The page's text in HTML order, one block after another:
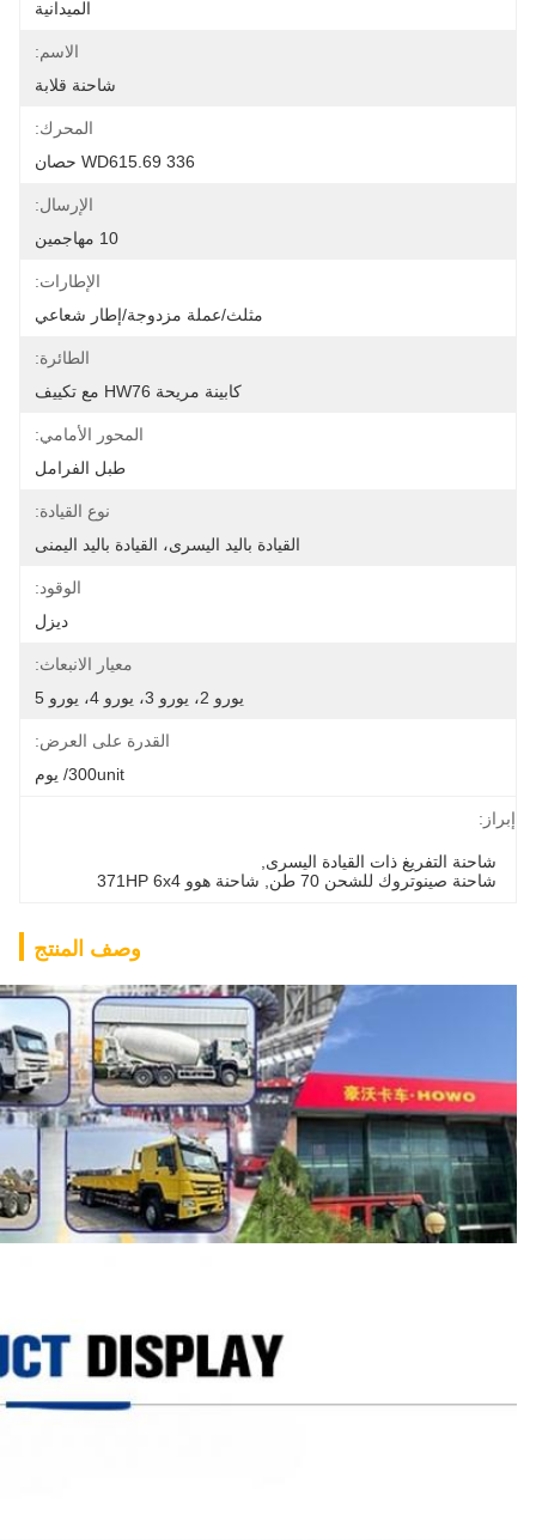
الميدانية
الاسم:
شاحنة قلابة
المحرك:
WD615.69 336 حصان
الإرسال:
10 مهاجمين
الإطارات:
مثلث/عملة مزدوجة/إطار شعاعي
الطائرة:
كابينة مريحة HW76 مع تكييف
المحور الأمامي:
طبل الفرامل
نوع القيادة:
القيادة باليد اليسرى، القيادة باليد اليمنى
الوقود:
ديزل
معيار الانبعاث:
يورو 2، يورو 3، يورو 4، يورو 5
القدرة على العرض:
300unit/ يوم
إبراز:
شاحنة التفريغ ذات القيادة اليسرى
شاحنة صينوتروك للشحن 70 طن
شاحنة هوو 371HP 6x4
وصف المنتج